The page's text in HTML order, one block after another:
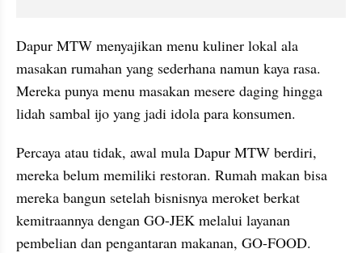
Dapur MTW menyajikan menu kuliner lokal ala
masakan rumahan yang sederhana namun kaya rasa.
Mereka punya menu masakan mesere daging hingga
lidah sambal ijo yang jadi idola para konsumen.
Percaya atau tidak, awal mula Dapur MTW berdiri,
mereka belum memiliki restoran. Rumah makan bisa
mereka bangun setelah bisnisnya meroket berkat
kemitraannya dengan GO-JEK melalui layanan
pembelian dan pengantaran makanan, GO-FOOD.